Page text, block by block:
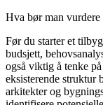
Hva bør man
Før du starter et
budsjett,
også viktig å tenke
eksisterende struktur
arkitekter og